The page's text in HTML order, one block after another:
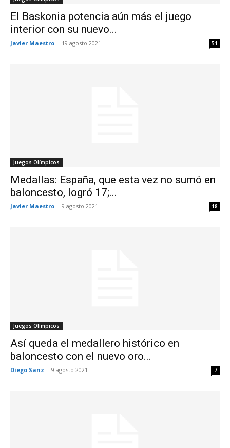
El Baskonia potencia aún más el juego
interior con su nuevo...
Javier Maestro - 19 agosto 2021 51
Juegos Olímpicos
Medallas: España, que esta vez no sumó en
baloncesto, logró 17;...
Javier Maestro - 9 agosto 2021 18
Juegos Olímpicos
Así queda el medallero histórico en
baloncesto con el nuevo oro...
Diego Sanz - 9 agosto 2021 7